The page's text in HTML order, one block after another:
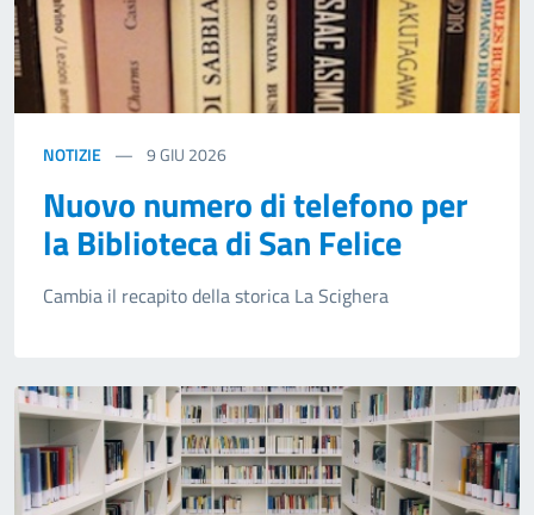
NOTIZIE 9GIU 2026
Nuovo numero di telefono per
la Biblioteca di San Felice
Cambia il recapito della storica La Scighera